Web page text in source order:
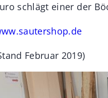
schlägt einer der
Februar 2019)